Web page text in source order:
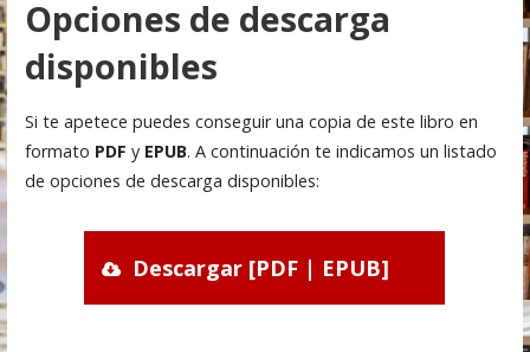
Opciones de descarga
disponibles
Si te apetece puedes conseguir una copia de este libro en
formato PDF y EPUB. A continuación te indicamos un listado
de opciones de descarga disponibles:
Descargar [PDF | EPUB]